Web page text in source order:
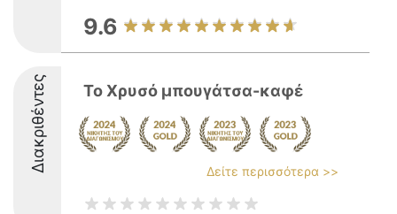
9.6
Διακριθέντες Το Χρυσό μπουγάτσα-καφέ
Δείτε περισσότερα >>